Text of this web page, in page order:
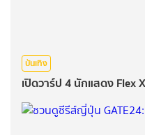
บันเทิง
เปิดวาร์ป 4 นักแสดง Flex